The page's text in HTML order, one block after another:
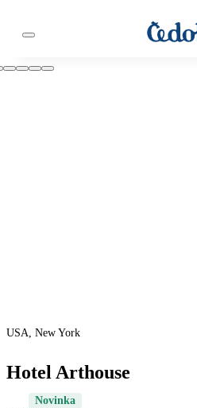
USA, New York
Hotel Arthouse
Novinka